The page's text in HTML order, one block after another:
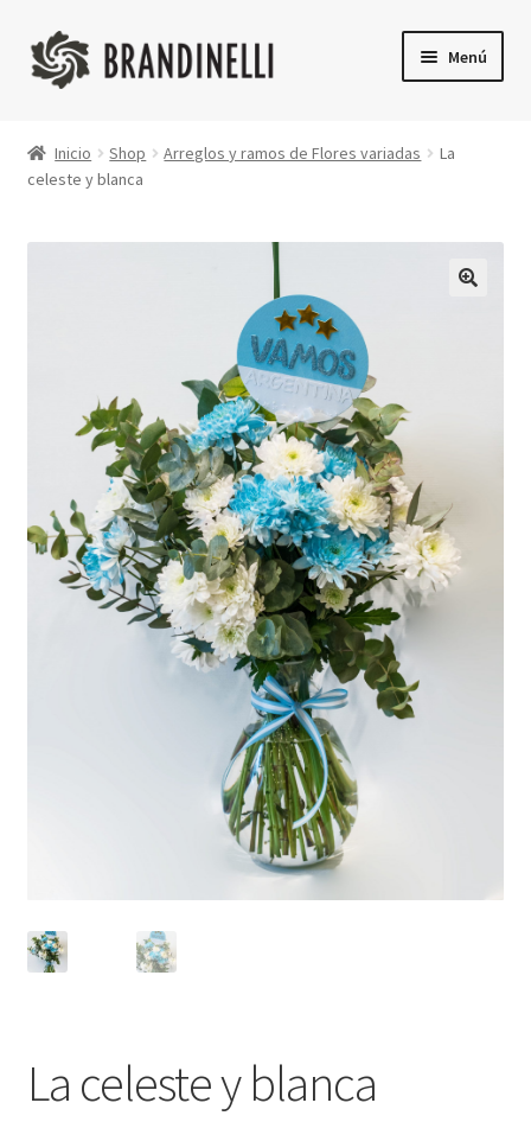
Ir
a
Ir
a
Menú
Shop
Finalizar compra
Inicio Shop Arreglos y ramos de Flores variadas
La
celeste y blanca
La celeste y blanca